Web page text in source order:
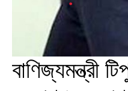
বাণিজ্যমন্ত্রী